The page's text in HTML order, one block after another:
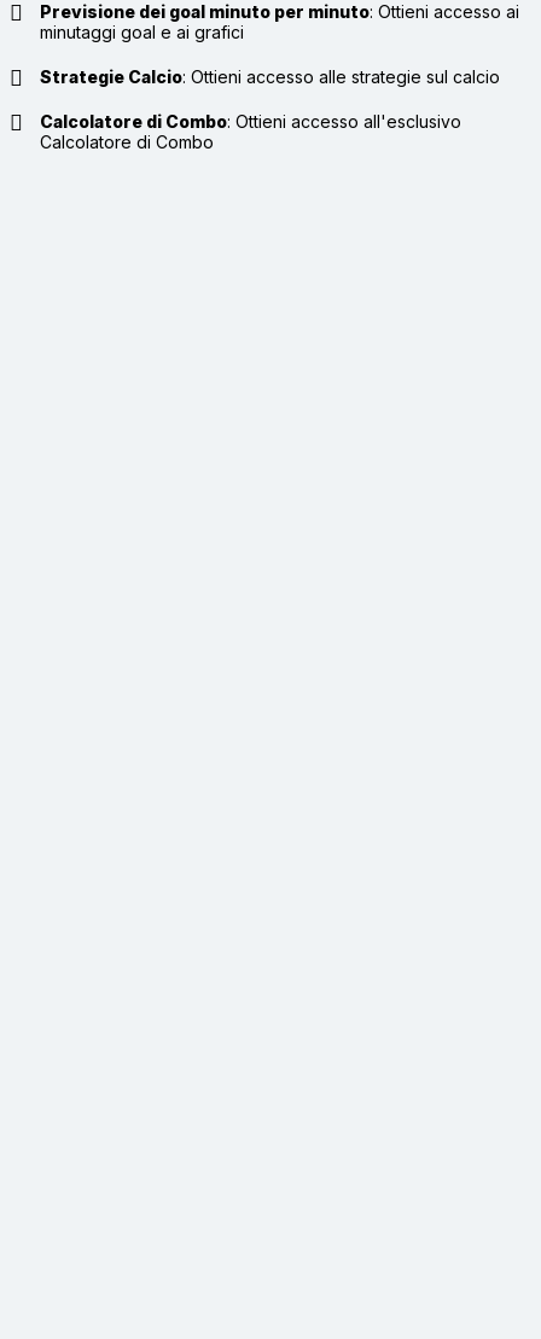
Previsione dei goal minuto per minuto: Ottieni accesso ai
minutaggi goal e ai grafici
Strategie Calcio: Ottieni accesso alle strategie sul calcio
Calcolatore di Combo: Ottieni accesso all'esclusivo
Calcolatore di Combo